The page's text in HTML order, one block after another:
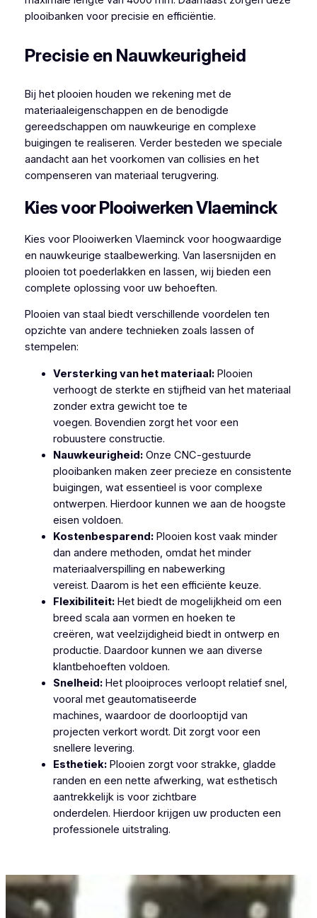
plooibanken voor precisie en efficiëntie.
Precisie en Nauwkeurigheid
Bij het plooien houden we rekening met de
materiaaleigenschappen en de benodigde
gereedschappen om nauwkeurige en complexe
buigingen te realiseren. Verder besteden we speciale
aandacht aan het voorkomen van collisies en het
compenseren van materiaal terugvering.
Kies voor Plooiwerken Vlaeminck
Kies voor Plooiwerken Vlaeminck voor hoogwaardige
en nauwkeurige staalbewerking. Van lasersnijden en
plooien tot poederlakken en lassen, wij bieden een
complete oplossing voor uw behoeften.
Plooien van staal biedt verschillende voordelen ten
opzichte van andere technieken zoals lassen of
stempelen:
Versterking van het materiaal:Plooien
verhoogt de sterkte en stijfheid van het materiaal
zonder extra gewicht toe te
voegen. Bovendien zorgt het voor een
robuustere constructie.
Nauwkeurigheid:Onze CNC-gestuurde
plooibanken maken zeer precieze en consistente
buigingen, wat essentieel is voor complexe
ontwerpen. Hierdoor kunnen we aan de hoogste
eisen voldoen.
Kostenbesparend:Plooien kost vaak minder
dan andere methoden, omdat het minder
materiaalverspilling en nabewerking
vereist. Daarom is het een efficiënte keuze.
Flexibiliteit:Het biedt de mogelijkheid om een
breed scala aan vormen en hoeken te
creëren, wat veelzijdigheid biedt in ontwerp en
productie. Daardoor kunnen we aan diverse
klantbehoeften voldoen.
Snelheid:Het plooiproces verloopt relatief snel,
vooral met geautomatiseerde
machines, waardoor de doorlooptijd van
projecten verkort wordt. Dit zorgt voor een
snellere levering.
Esthetiek:Plooien zorgt voor strakke, gladde
randen en een nette afwerking, wat esthetisch
aantrekkelijk is voor zichtbare
onderdelen. Hierdoor krijgen uw producten een
professionele uitstraling.